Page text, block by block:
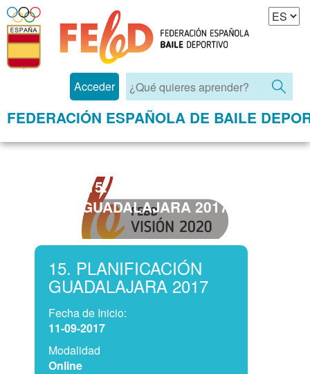
Acceder
FEDERACIÓN ESPAÑOLA DE BAILE
15. PLANIFICACIÓN
GUADALAJARA 2017
15. PLANIFICACIÓN
GUADALAJARA 2017
Fecha de Inicio:
11-09-2017
Modalidad
Online